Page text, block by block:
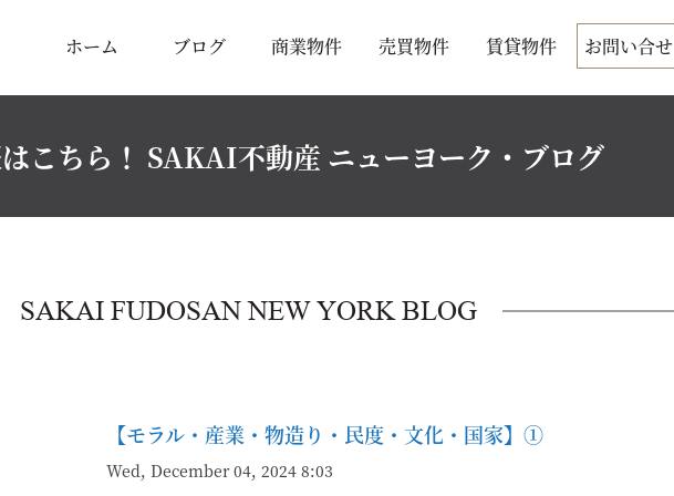
ホーム ブログ 商業物件 売買物件 賃貸物件 お問い合せ
こちら！ SAKAI不動産 ニューヨーク・ブログ
SAKAI FUDOSAN NEW YORK BLOG
【モラル・産業・物造り・民度・文化・国家】①
Wed, December 04, 2024 8:03